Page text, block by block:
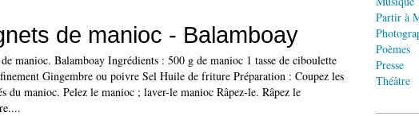
de manioc - Balamboay
manioc. Balamboay Ingrédients : 500 g de manioc 1 tasse de ciboulette
Gingembre ou poivre Sel Huile de friture Préparation : Coupez les
du manioc. Pelez le manioc ; laver-le manioc Râpez-le. Râpez le
Partir à
Poèmes
Presse
Théâtre